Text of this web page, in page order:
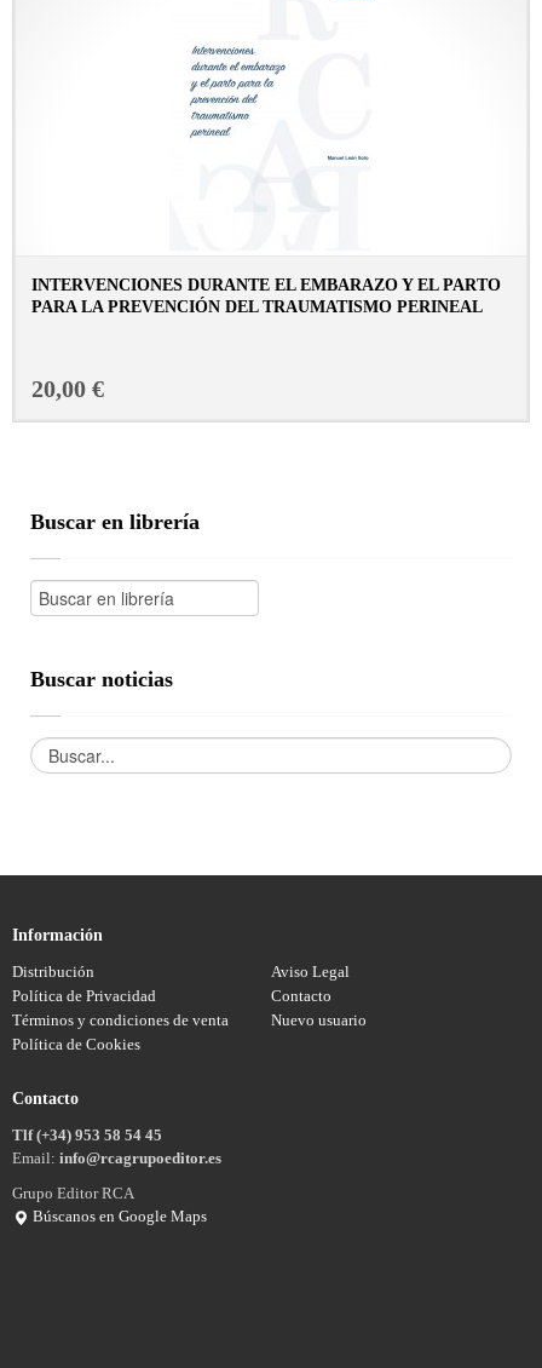
INTERVENCIONES DURANTE EL EMBARAZO Y EL PARTO
PARA LA PREVENCIÓN DEL TRAUMATISMO PERINEAL
20,00 €
Buscar en librería
Buscar noticias
Información
Distribución
Aviso Legal
Política de Privacidad
Contacto
Términos y condiciones de venta
Nuevo usuario
Política de Cookies
Contacto
Tlf (+34) 953 58 54 45
Email: info@rcagrupoeditor.es
Grupo Editor RCA
Búscanos en Google Maps